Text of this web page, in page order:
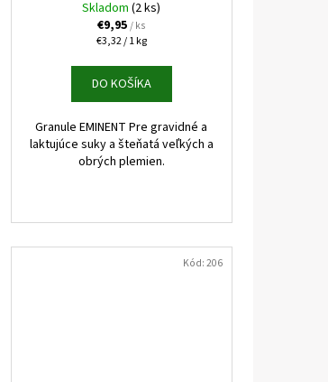
Skladom(2 ks)
€9,95/ ks
Jednotková
€3,32 / 1 kg
DO KOŠÍKA
Granule EMINENT Pre gravidné a
laktujúce suky a šteňatá veľkých a
obrých plemien.
Kód:206